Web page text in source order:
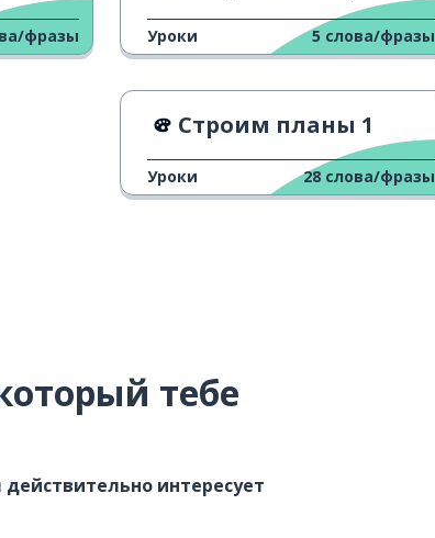
фразы Уроки 5 слова/фразы
Строим планы 1
Уроки 28 слова/фразы
тебе
интересует